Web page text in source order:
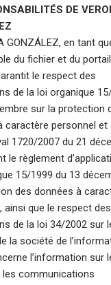
DE
GONZÁLEZ, en tant
du fichier et du portail
le respect des
de la loi organique
sur la protection
caractère personnel et
1720/2007 du 21
le règlement
15/1999 du 13
des données à
ainsi que le respect des
de la loi 34/2002 sur
la société de
l’information sur
les communications